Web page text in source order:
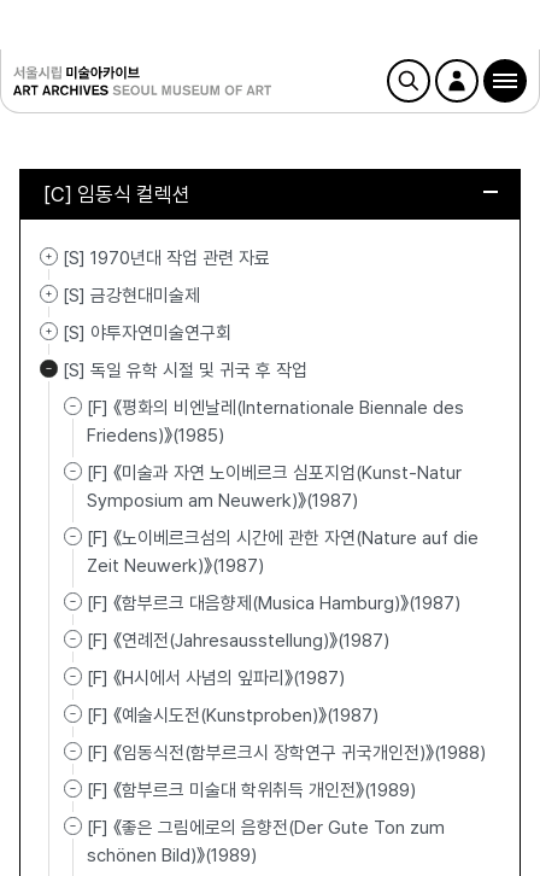
[C] 임동식 컬렉션
[S] 1970년대 작업 관련 자료
[S] 금강현대미술제
[S] 야투자연미술연구회
[S] 독일 유학 시절 및 귀국 후 작업
[F] 《평화의 비엔날레(Internationale Biennale des
Friedens)》(1985)
[F] 《미술과 자연 노이베르크 심포지엄(Kunst-Natur
Symposium am Neuwerk)》(1987)
[F] 《노이베르크섬의 시간에 관한 자연(Nature auf die
Zeit Neuwerk)》(1987)
[F] 《함부르크 대음향제(Musica Hamburg)》(1987)
[F] 《연례전(Jahresausstellung)》(1987)
[F] 《H시에서 사념의 잎파리》(1987)
[F] 《예술시도전(Kunstproben)》(1987)
[F] 《임동식전(함부르크시 장학연구 귀국개인전)》(1988)
[F] 《함부르크 미술대 학위취득 개인전》(1989)
[F] 《좋은 그림에로의 음향전(Der Gute Ton zum
schönen Bild)》(1989)